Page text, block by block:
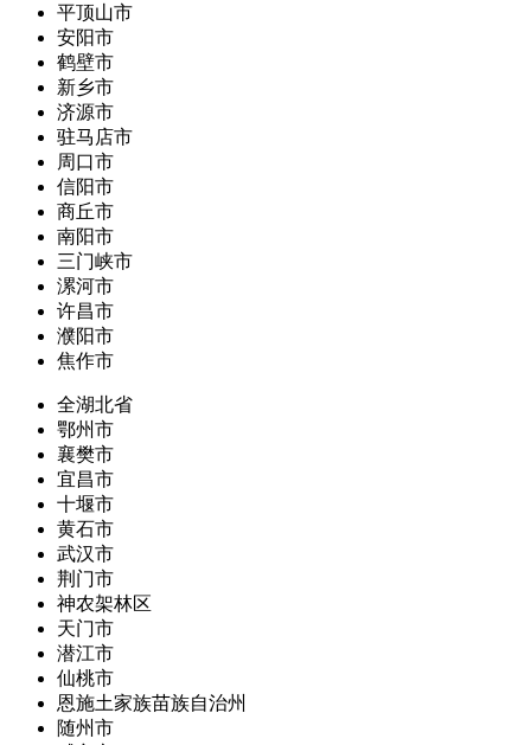
平顶山市
安阳市
鹤壁市
新乡市
济源市
驻马店市
周口市
信阳市
商丘市
南阳市
三门峡市
漯河市
许昌市
濮阳市
焦作市
全湖北省
鄂州市
襄樊市
宜昌市
十堰市
黄石市
武汉市
荆门市
神农架林区
天门市
潜江市
仙桃市
恩施土家族苗族自治州
随州市